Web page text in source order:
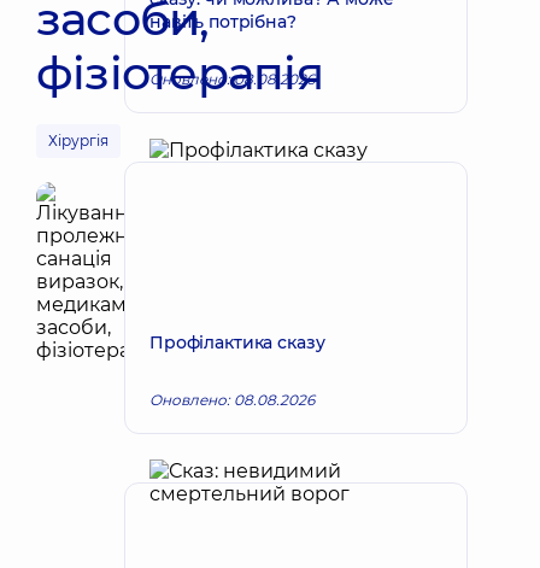
засоби,
фізіотерапія
Хірургія
навіть потрібна?
Оновлено: 08.08.2026
Профілактика сказу
Оновлено: 08.08.2026